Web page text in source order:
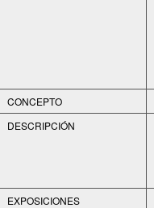
CONCEPTO
DESCRIPCIÓN
EXPOSICIONES